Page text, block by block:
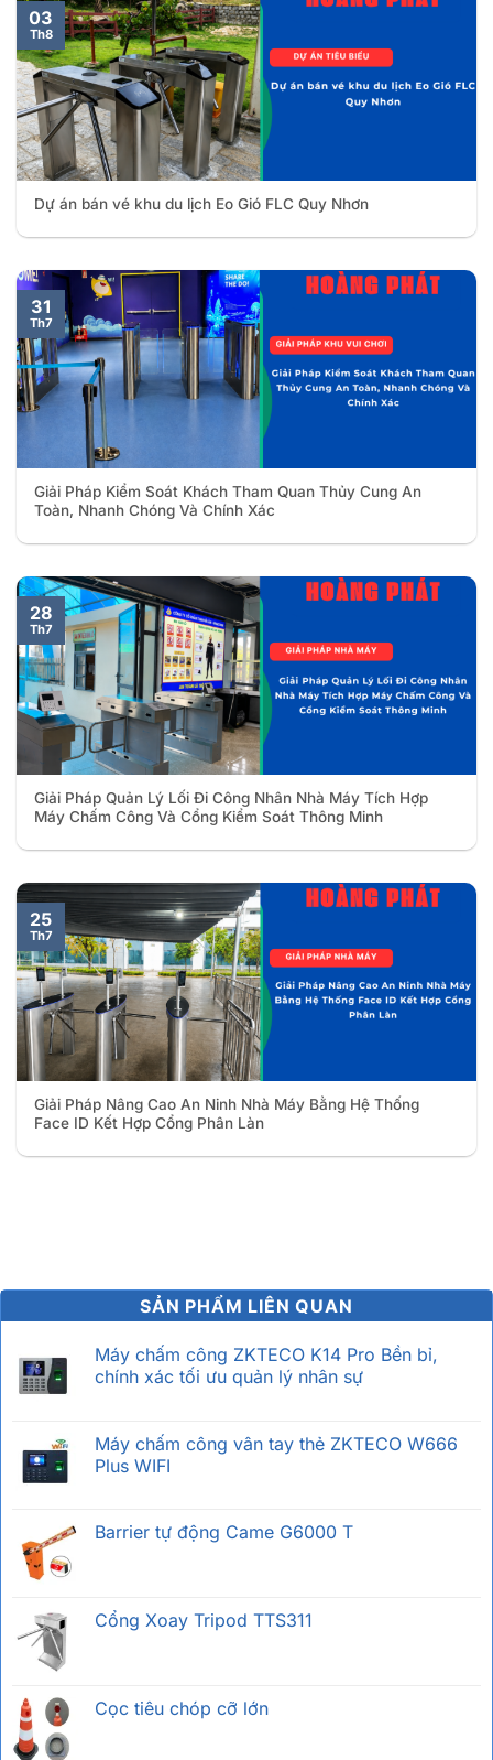
Dự án bán vé khu du lịch Eo Gió FLC Quy Nhơn
03
Th8
Giải Pháp Kiểm Soát Khách Tham Quan Thủy Cung An
Toàn, Nhanh Chóng Và Chính Xác
31
Th7
Giải Pháp Quản Lý Lối Đi Công Nhân Nhà Máy Tích Hợp
Máy Chấm Công Và Cổng Kiểm Soát Thông Minh
28
Th7
Giải Pháp Nâng Cao An Ninh Nhà Máy Bằng Hệ Thống
Face ID Kết Hợp Cổng Phân Làn
25
Th7
SẢN PHẨM LIÊN QUAN
Máy chấm công ZKTECO K14 Pro Bền bỉ,
chính xác tối ưu quản lý nhân sự
Máy chấm công vân tay thẻ ZKTECO W666
Plus WIFI
Barrier tự động Came G6000 T
Cổng Xoay Tripod TTS311
Cọc tiêu chóp cỡ lớn